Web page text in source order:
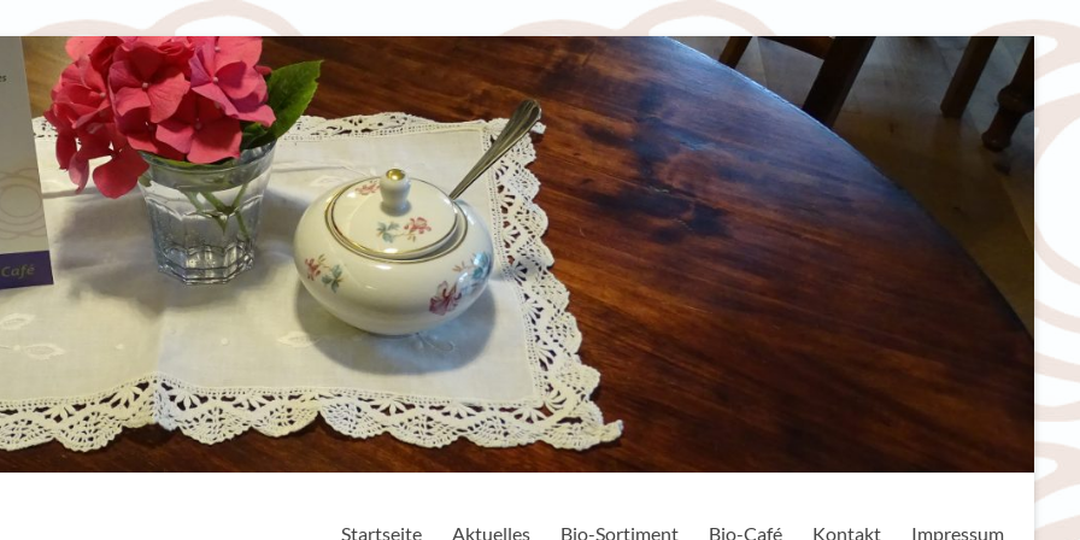
Startseite Aktuelles Bio-Sortiment Bio-Café Kontakt Impressum